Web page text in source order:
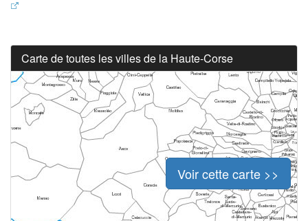
Carte de toutes les villes de la Haute-Corse
Voir cette carte >>